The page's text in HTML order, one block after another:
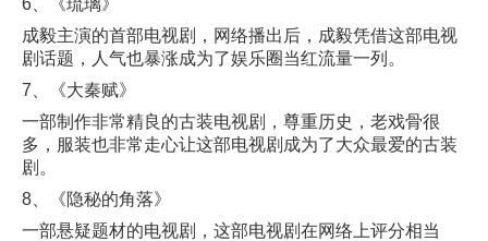
6、《琉璃》
成毅主演的首部电视剧，网络播出后，成毅凭借这部电视
剧话题，人气也暴涨成为了娱乐圈当红流量一列。
7、《大秦赋》
一部制作非常精良的古装电视剧，尊重历史，老戏骨很
多，服装也非常走心让这部电视剧成为了大众最爱的古装
剧。
8、《隐秘的角落》
一部悬疑题材的电视剧，这部电视剧在网络上评分相当